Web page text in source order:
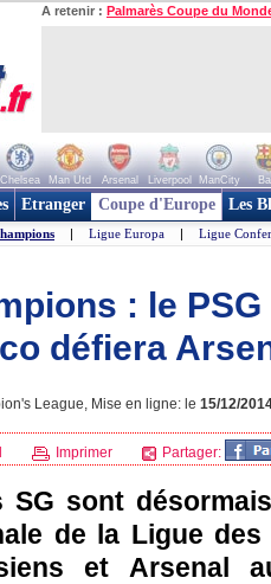
A retenir : Palmarès Coupe du
Chelsea Man Utd Arsenal Liverpool ManCity
Etranger Coupe d'Europe Les
| Ligue Europa | Ligue
: le
défiera
League, Mise en ligne: le 15/12/
Imprimer Partager:
SG sont
de la Ligue
et Arsenal